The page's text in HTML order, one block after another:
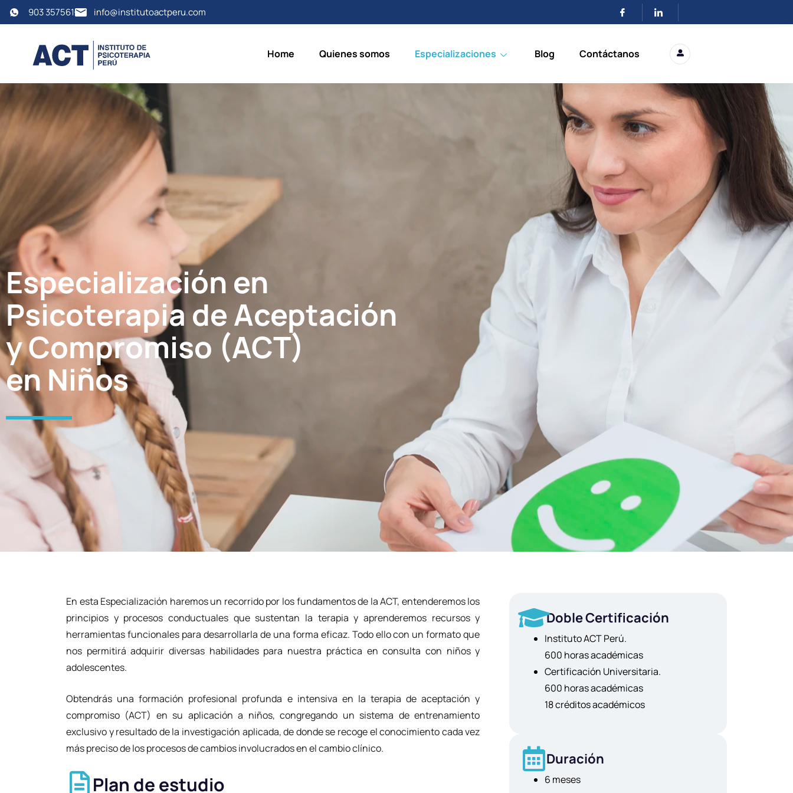
903 357561 info@institutoactperu.com
Home Quienes somos Especializaciones Blog Contáctanos
Especialización en
Psicoterapia de Aceptación
y Compromiso (ACT)
en Niños
En esta Especialización haremos un recorrido por los fundamentos de la ACT, entenderemos los
principios y procesos conductuales que sustentan la terapia y aprenderemos recursos y
herramientas funcionales para desarrollarla de una forma eficaz. Todo ello con un formato que
nos permitirá adquirir diversas habilidades para nuestra práctica en consulta con niños y
adolescentes.
Obtendrás una formación profesional profunda e intensiva en la terapia de aceptación y
compromiso (ACT) en su aplicación a niños, congregando un sistema de entrenamiento
exclusivo y resultado de la investigación aplicada, de donde se recoge el conocimiento cada vez
más preciso de los procesos de cambios involucrados en el cambio clínico.
Plan de estudio
Doble Certificación
Instituto ACT Perú.
600 horas académicas
Certificación Universitaria.
600 horas académicas
18 créditos académicos
Duración
6 meses